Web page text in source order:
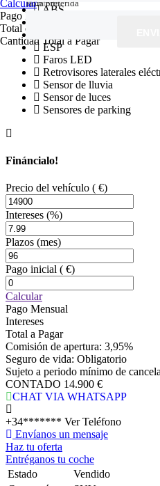
ABS
ESP
Faros LED
Retrovisores laterales
Sensor de lluvia
Sensor de luces
Sensores de parking
Fináncialo!
Precio del vehículo ( €)
Intereses (%)
Plazos (mes)
Pago inicial ( €)
Calcular
Pago Mensual
Intereses
Total a Pagar
Comisión de apertura: 3,95%
Seguro de vida: Obligatorio
Sujeto a periodo mínimo de
CONTADO 14.900 €
CHAT VIA WHATSAPP
+34******* Ver Teléfono
Envíanos un mensaje
Haz tu oferta
Entréganos tu coche
Estado
Vendido
Hora preferida
Tu oferta
Calcular
Pago Mensual
Total de Intereses a Pagar
Cantidad Total a Pagar
Hora preferida